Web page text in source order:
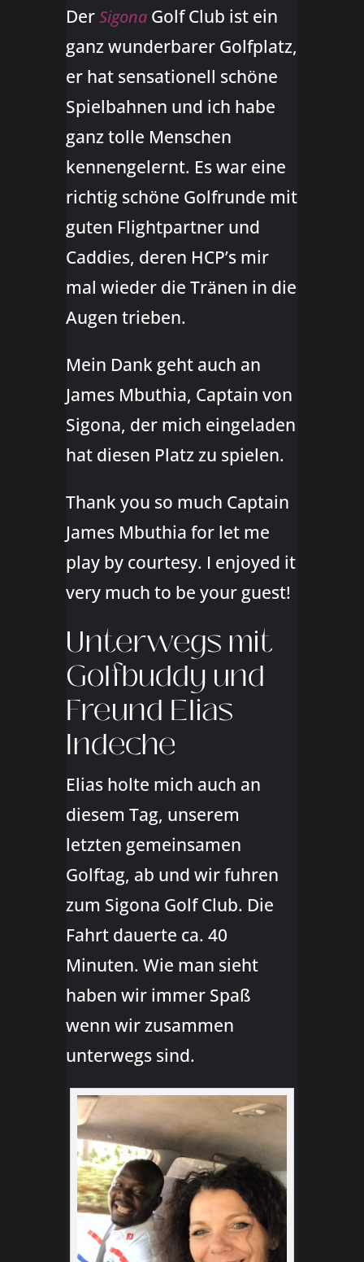
DerSigonaGolf Club ist ein
ganz wunderbarer Golfplatz,
er hat sensationell schöne
Spielbahnen und ich habe
ganz tolle Menschen
kennengelernt. Es war eine
richtig schöne Golfrunde mit
guten Flightpartner und
Caddies, deren HCP’s mir
mal wieder die Tränen in die
Augen trieben.
Mein Dank geht auch an
James Mbuthia, Captain von
Sigona, der mich eingeladen
hat diesen Platz zu spielen.
Thank you so much Captain
James Mbuthia for let me
play by courtesy. I enjoyed it
very much to be your guest!
Unterwegs mit
Golfbuddy und
Freund Elias
Indeche
Elias holte mich auch an
diesem Tag, unserem
letzten gemeinsamen
Golftag, ab und wir fuhren
zum Sigona Golf Club. Die
Fahrt dauerte ca. 40
Minuten. Wie man sieht
haben wir immer Spaß
wenn wir zusammen
unterwegs sind.